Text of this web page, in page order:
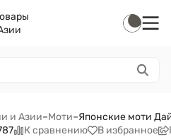
и Азии–Моти–Японские моти
К сравнению В избранное